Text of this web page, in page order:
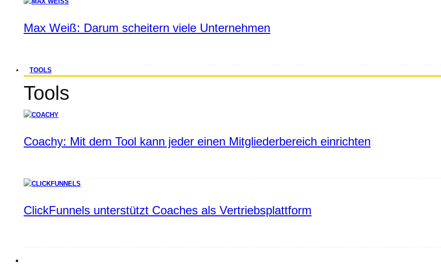
Max Weiß: Darum scheitern viele Unternehmen
TOOLS
Tools
Coachy: Mit dem Tool kann jeder einen Mitgliederbereich einrichten
ClickFunnels unterstützt Coaches als Vertriebsplattform